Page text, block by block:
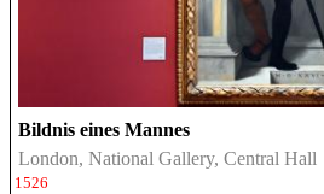
Bildnis eines Mannes
London, National Gallery, Central Hall
1526